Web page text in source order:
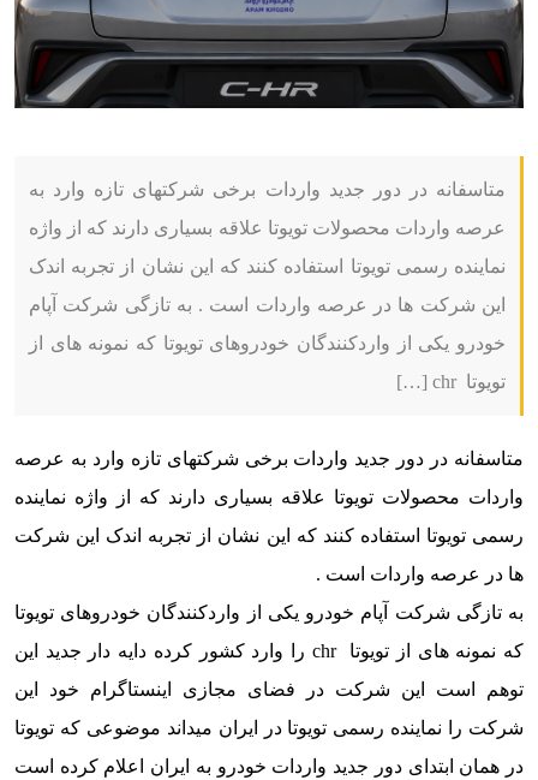
متاسفانه در دور جدید واردات برخی شرکتهای تازه وارد به
عرصه واردات محصولات تویوتا علاقه بسیاری دارند که از واژه
نماینده رسمی تویوتا استفاده کنند که این نشان از تجربه اندک
این شرکت ها در عرصه واردات است . به تازگی شرکت آپام
خودرو یکی از واردکنندگان خودروهای تویوتا که نمونه های از
تویوتا chr […]
متاسفانه در دور جدید واردات برخی شرکتهای تازه وارد به عرصه
واردات محصولات تویوتا علاقه بسیاری دارند که از واژه نماینده
رسمی تویوتا استفاده کنند که این نشان از تجربه اندک این شرکت
ها در عرصه واردات است .
به تازگی شرکت آپام خودرو یکی از واردکنندگان خودروهای تویوتا
که نمونه های از تویوتا chr را وارد کشور کرده دایه دار جدید این
توهم است این شرکت در فضای مجازی اینستاگرام خود این
شرکت را نماینده رسمی تویوتا در ایران میداند موضوعی که تویوتا
در همان ابتدای دور جدید واردات خودرو به ایران اعلام کرده است